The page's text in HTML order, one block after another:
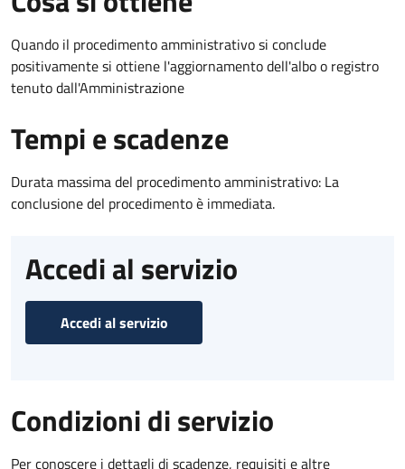
Quando il procedimento amministrativo si conclude
positivamente si ottiene l'aggiornamento dell'albo o registro
tenuto dall'Amministrazione
Tempi e scadenze
Durata massima del procedimento amministrativo: La
conclusione del procedimento è immediata.
Accedi al servizio
Accedi al servizio
Condizioni di servizio
Per conoscere i dettagli di scadenze, requisiti e altre